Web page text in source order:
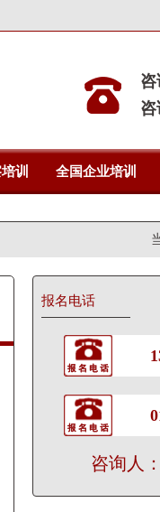
咨
咨
训 全国企业培训
报名电话
咨询人